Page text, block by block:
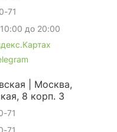
71
до 20:00
| Москва,
8 корп. 3
71
71